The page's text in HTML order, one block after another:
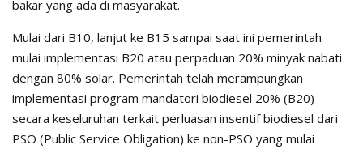
bakar yang ada di masyarakat.
Mulai dari B10, lanjut ke B15 sampai saat ini pemerintah
mulai implementasi B20 atau perpaduan 20% minyak nabati
dengan 80% solar. Pemerintah telah merampungkan
implementasi program mandatori biodiesel 20% (B20)
secara keseluruhan terkait perluasan insentif biodiesel dari
PSO (Public Service Obligation) ke non-PSO yang mulai